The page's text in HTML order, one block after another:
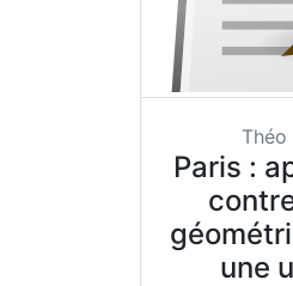
Théo
Paris :
une